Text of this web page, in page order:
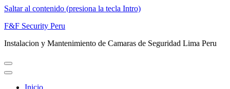
Saltar al contenido (presiona la tecla Intro)
F&F Security Peru
Instalacion y Mantenimiento de Camaras de Seguridad Lima Peru
Inicio